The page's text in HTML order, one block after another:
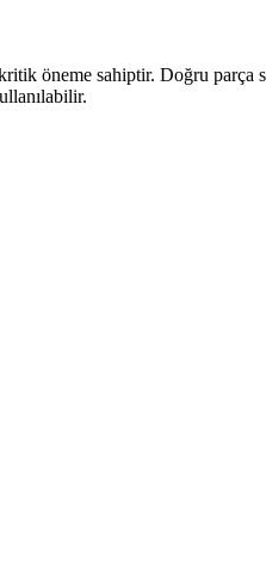
öneme sahiptir. Doğru parça